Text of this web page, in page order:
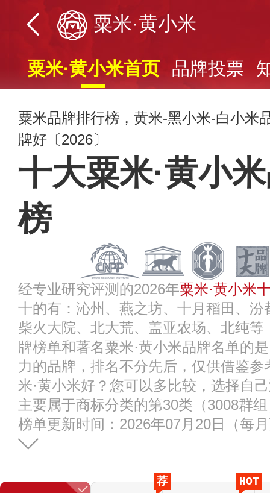
粟米·黄小米
粟米·黄小米首页 品牌投票
粟米品牌排行榜，黄米-黑小米-白小米
牌好〔2026〕
十大粟米·黄小
榜
经专业研究评测的2026年粟米·黄小米
十的有：沁州、燕之坊、十月稻田、
柴火大院、北大荒、盖亚农场、北纯等
牌榜单和著名粟米·黄小米品牌名单的
力的品牌，排名不分先后，仅供借鉴
米·黄小米好？您可以多比较，选择自
主要属于商标分类的第30类（3008群
榜单更新时间：2026年07月20日（每
荐 HOT